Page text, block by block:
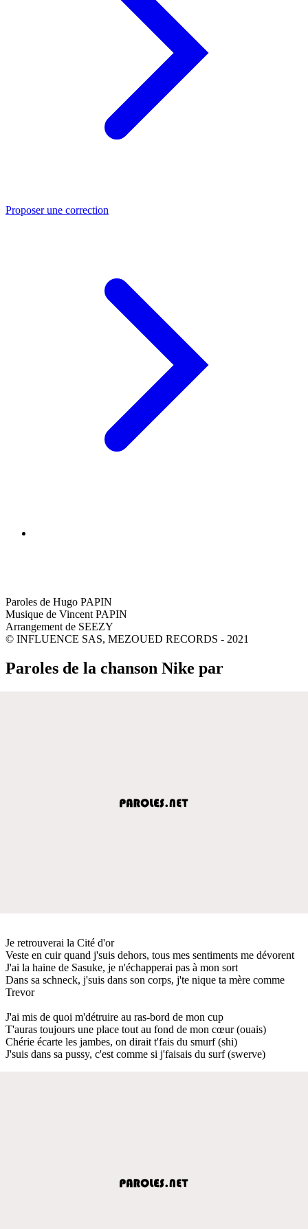
Proposer une correction
Paroles de Hugo PAPIN
Musique de Vincent PAPIN
Arrangement de SEEZY
© INFLUENCE SAS, MEZOUED RECORDS - 2021
Paroles de la chanson Nike par
Je retrouverai la Cité d'or
Veste en cuir quand j'suis dehors, tous mes sentiments me dévorent
J'ai la haine de Sasuke, je n'échapperai pas à mon sort
Dans sa schneck, j'suis dans son corps, j'te nique ta mère comme
Trevor
J'ai mis de quoi m'détruire au ras-bord de mon cup
T'auras toujours une place tout au fond de mon cœur (ouais)
Chérie écarte les jambes, on dirait t'fais du smurf (shi)
J'suis dans sa pussy, c'est comme si j'faisais du surf (swerve)